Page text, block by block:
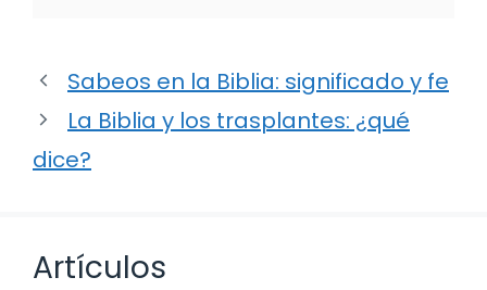
Sabeos en la Biblia: significado y fe
La Biblia y los trasplantes: ¿qué
dice?
Artículos